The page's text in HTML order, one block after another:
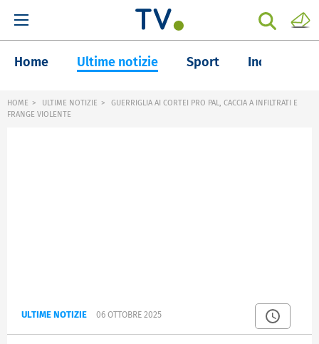
Home Ultime notizie Sport Inchieste
HOME ULTIME NOTIZIE
GUERRIGLIA AI CORTEI PRO PAL, CACCIA A INFILTRATI E
FRANGE VIOLENTE
ULTIME NOTIZIE 06 OTTOBRE 2025